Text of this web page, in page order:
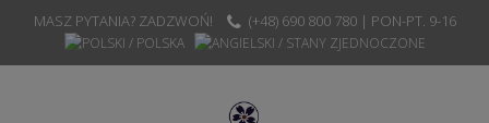
MASZ PYTANIA? ZADZWOŃ! (+48) 690 800 780 | PON-PT. 9-16